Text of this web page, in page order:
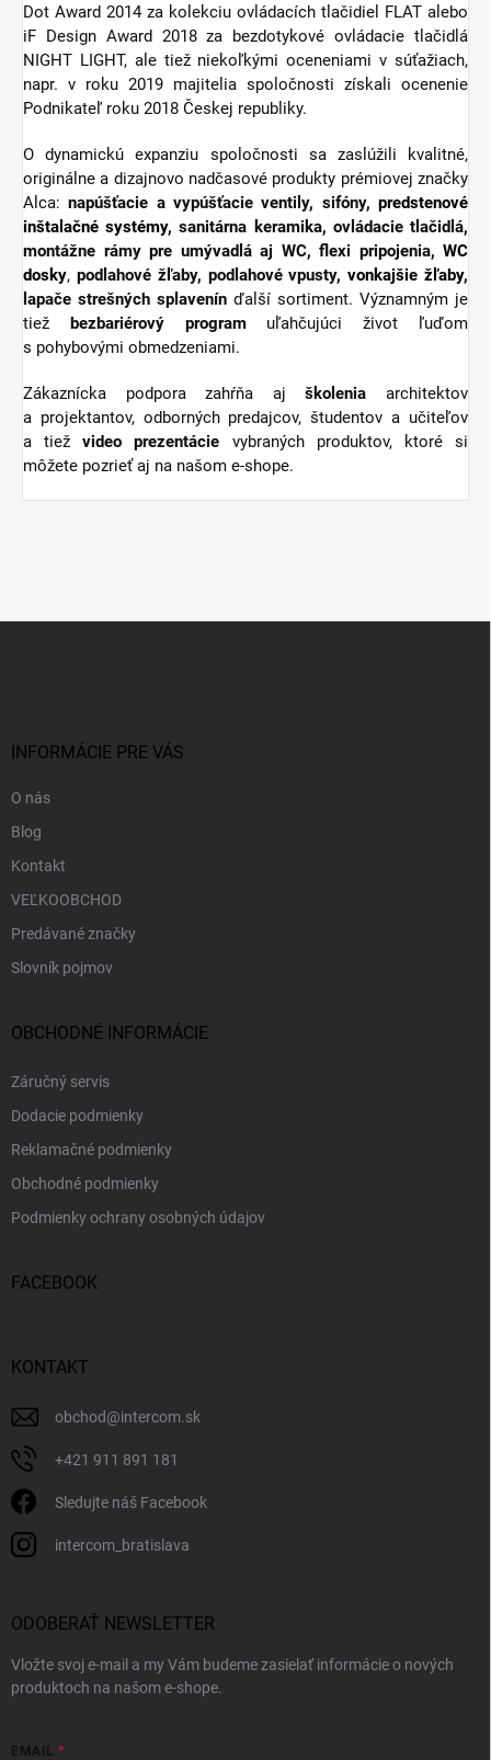
Dot Award 2014 za kolekciu ovládacích tlačidiel FLAT alebo
iF Design Award 2018 za bezdotykové ovládacie tlačidlá
NIGHT LIGHT, ale tiež niekoľkými oceneniami v súťažiach,
napr. v roku 2019 majitelia spoločnosti získali ocenenie
Podnikateľ roku 2018 Českej republiky.
O dynamickú expanziu spoločnosti sa zaslúžili kvalitné,
originálne a dizajnovo nadčasové produkty prémiovej značky
Alca:napúšťacie a vypúšťacie ventily, sifóny,predstenové
inštalačné systémy, sanitárna keramika, ovládacie tlačidlá,
montážne rámy pre umývadlá aj WC, flexi pripojenia, WC
dosky, podlahové žľaby, podlahové vpusty,vonkajšie žľaby,
lapače strešných splavenín ďalší sortiment. Významným je
tiež bezbariérový programuľahčujúci život ľuďom
s pohybovými obmedzeniami.
Zákaznícka podpora zahŕňa ajškolenia architektov
a projektantov, odborných predajcov, študentov a učiteľov
a tiežvideo prezentácie vybraných produktov, ktoré si
môžete pozrieť aj na našom e-shope.
INFORMÁCIE PRE VÁS
O nás
Blog
Kontakt
VEĽKOOBCHOD
Predávané značky
Slovník pojmov
OBCHODNÉ INFORMÁCIE
Záručný servis
Dodacie podmienky
Reklamačné podmienky
Obchodné podmienky
Podmienky ochrany osobných údajov
FACEBOOK
KONTAKT
obchod@intercom.sk
+421 911 891 181
Sledujte náš Facebook
intercom_bratislava
ODOBERAŤ NEWSLETTER
Vložte svoj e-mail a my Vám budeme zasielať informácie o nových
produktoch na našom e-shope.
EMAIL